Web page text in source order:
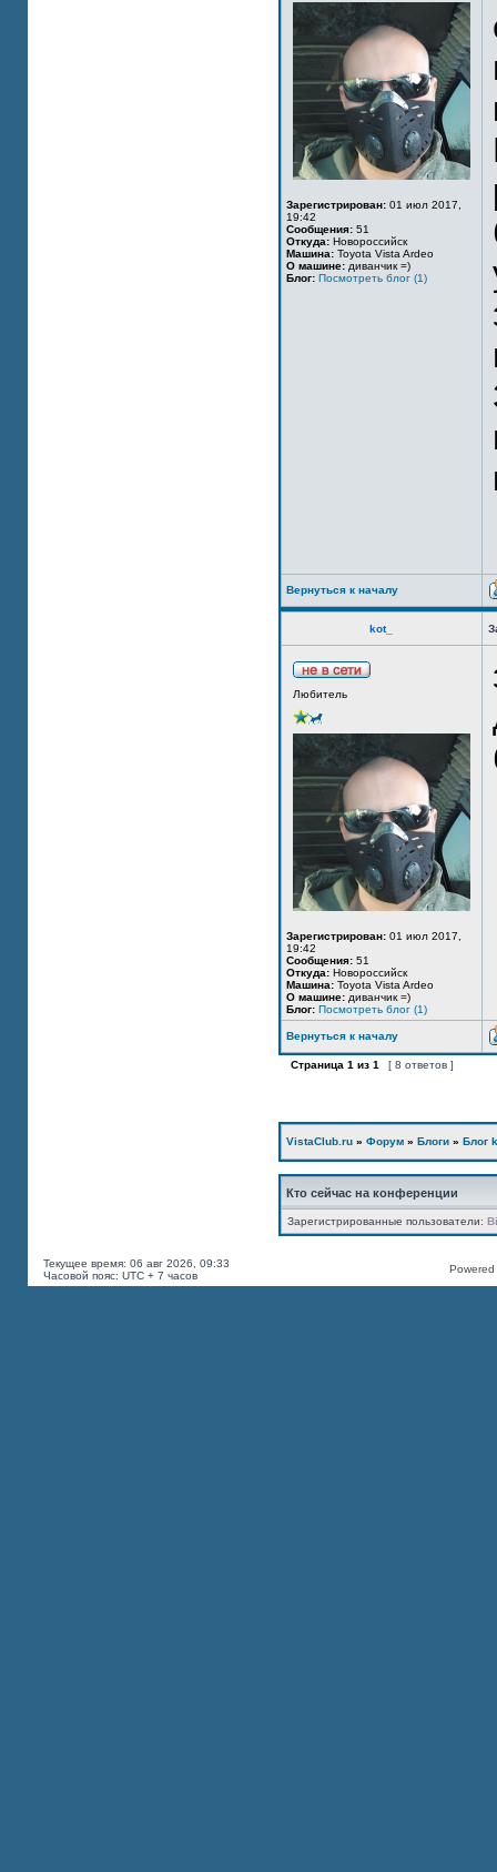
Зарегистрирован: 01 июл 2017,
19:42
Сообщения: 51
Откуда: Новороссийск
Машина: Toyota Vista Ardeo
О машине: диванчик =)
Блог: Посмотреть блог (1)
Вернуться к началу
kot_
Любитель
Зарегистрирован: 01 июл 2017,
19:42
Сообщения: 51
Откуда: Новороссийск
Машина: Toyota Vista Ardeo
О машине: диванчик =)
Блог: Посмотреть блог (1)
Вернуться к началу
Страница 1 из 1 [ 8 ответов ]
VistaClub.ru » Форум » Блоги » Блог
Кто сейчас на конференции
Зарегистрированные пользователи:
Текущее время: 06 авг 2026, 09:33
Часовой пояс: UTC + 7 часов